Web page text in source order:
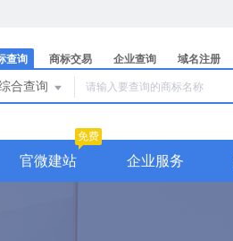
查询 商标交易 企业查询 域名注册
合查询
官微建站
免费
企业服务